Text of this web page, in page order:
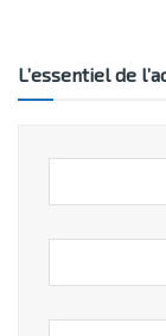
L’essentiel de